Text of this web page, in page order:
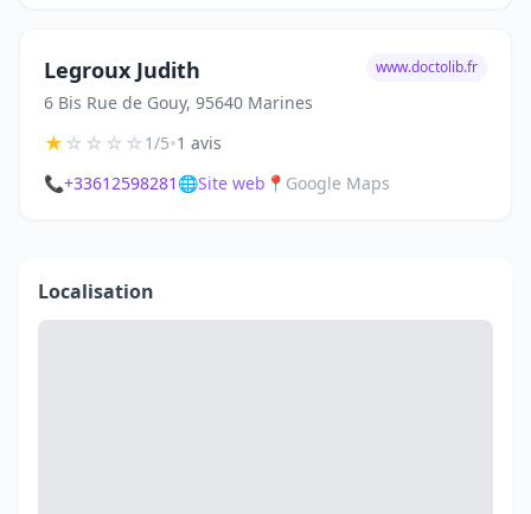
Legroux Judith
6 Bis Rue de Gouy, 95640 Marines
www.doctolib.fr
★☆☆☆☆1/5•1 avis
📞+33612598281 🌐Site web 📍 Google Maps
Localisation